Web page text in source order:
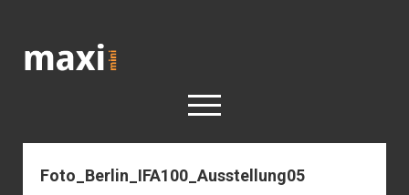
open
< work
Foto_Berlin_IFA100_Ausstellung05